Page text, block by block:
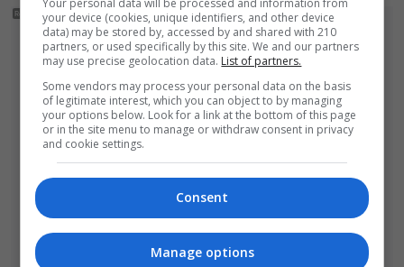
Your personal data will be processed and information from
your device (cookies, unique identifiers, and other device
data) may be stored by, accessed by and shared with 210
partners, or used specifically by this site. We and our partners
may use precise geolocation data. List of partners.
Some vendors may process your personal data on the basis
of legitimate interest, which you can object to by managing
your options below. Look for a link at the bottom of this page
or in the site menu to manage or withdraw consent in privacy
and cookie settings.
Consent
Manage options